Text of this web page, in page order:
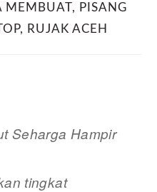
MEMBUAT, PISANG
, RUJAK ACEH
Seharga Hampir
tingkat